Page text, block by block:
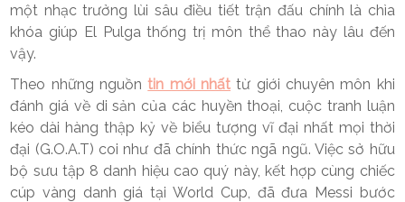
một nhạc trưởng lùi sâu điều tiết trận đấu chính là chìa
khóa giúp El Pulga thống trị môn thể thao này lâu đến
vậy.
Theo những nguồntin mới nhất từ giới chuyên môn khi
đánh giá về di sản của các huyền thoại, cuộc tranh luận
kéo dài hàng thập kỷ về biểu tượng vĩ đại nhất mọi thời
đại (G.O.A.T) coi như đã chính thức ngã ngũ. Việc sở hữu
bộ sưu tập 8 danh hiệu cao quý này, kết hợp cùng chiếc
cúp vàng danh giá tại World Cup, đã đưa Messi bước